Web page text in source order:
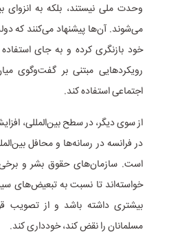
وحدت ملی نیستند، بلکه به
می‌شوند. آن‌ها پیشنهاد می‌کنند که
خود بازنگری کرده و به جای
رویکردهایی مبتنی بر گفت‌وگوی
اجتماعی استفاده کند.
از سوی دیگر، در سطح بین‌المللی،
در فرانسه در رسانه‌ها و محافل
است. سازمان‌های حقوق بشر و برخی
خواسته‌اند تا نسبت به تبعیض‌های
بیشتری داشته باشد و از تصویب
مسلمانان را نقض کند، خودداری کند.